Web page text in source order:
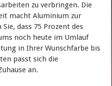
zu verbringen. Die
macht Aluminium zur
dass 75 Prozent des
noch heute im Umlauf
in Ihrer Wunschfarbe bis
passt sich die
an.